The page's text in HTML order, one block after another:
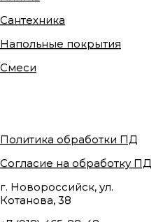
Сантехника
Напольные покрытия
Смеси
Политика обработки ПД
Согласие на обработку ПД
г. Новороссийск, ул.
Котанова, 38